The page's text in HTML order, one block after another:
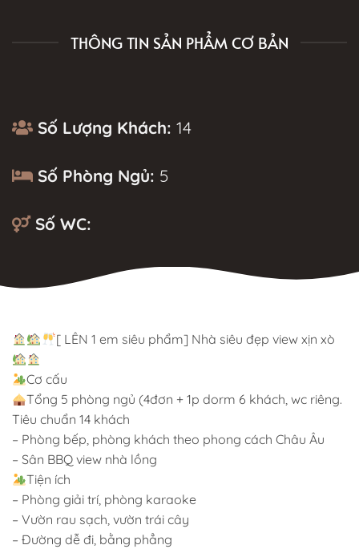
THÔNG TIN SẢN PHẨM CƠ BẢN
Số Lượng Khách: 14
Số Phòng Ngủ: 5
Số WC:
[ LÊN 1 em siêu phẩm] Nhà siêu đẹp view xịn xò
Cơ cấu
Tổng 5 phòng ngủ (4đơn + 1p dorm 6 khách, wc riêng.
Tiêu chuẩn 14 khách
– Phòng bếp, phòng khách theo phong cách Châu Âu
– Sân BBQ view nhà lồng
Tiện ích
– Phòng giải trí, phòng karaoke
– Vườn rau sạch, vườn trái cây
– Đường dễ đi, bằng phẳng